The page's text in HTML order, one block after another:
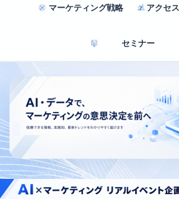
マーケティング戦略
セミナー